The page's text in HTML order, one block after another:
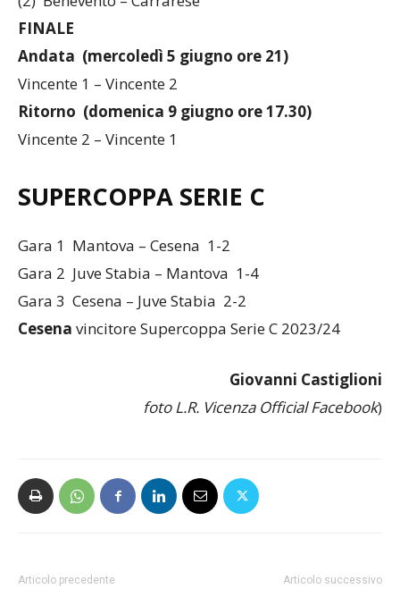
FINALE
Andata (mercoledì 5 giugno ore 21)
Vincente 1 – Vincente 2
Ritorno (domenica 9 giugno ore 17.30)
Vincente 2 – Vincente 1
SUPERCOPPA SERIE C
Gara 1 Mantova – Cesena 1-2
Gara 2 Juve Stabia – Mantova 1-4
Gara 3 Cesena – Juve Stabia 2-2
Cesena vincitore Supercoppa Serie C 2023/24
Giovanni Castiglioni
foto L.R. Vicenza Official Facebook)
Articolo precedente Articolo successivo